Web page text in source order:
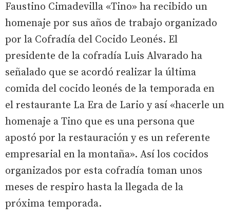
Faustino Cimadevilla «Tino» ha recibido un
homenaje por sus años de trabajo organizado
por la Cofradía del Cocido Leonés. El
presidente de la cofradía Luis Alvarado ha
señalado que se acordó realizar la última
comida del cocido leonés de la temporada en
el restaurante La Era de Lario y así «hacerle un
homenaje a Tino que es una persona que
apostó por la restauración y es un referente
empresarial en la montaña». Así los cocidos
organizados por esta cofradía toman unos
meses de respiro hasta la llegada de la
próxima temporada.